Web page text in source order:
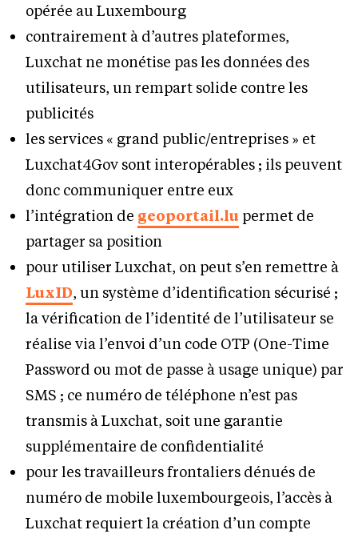
opérée au Luxembourg
contrairement à d’autres plateformes,
Luxchat ne monétise pas les données des
utilisateurs, un rempart solide contre les
publicités
les services « grand public/entreprises » et
Luxchat4Gov sont interopérables ; ils peuvent
donc communiquer entre eux
l’intégration de geoportail.lu permet de
partager sa position
pour utiliser Luxchat, on peut s’en remettre à
LuxID, un système d’identification sécurisé ;
la vérification de l’identité de l’utilisateur se
réalise via l’envoi d’un code OTP (One-Time
Password ou mot de passe à usage unique) par
SMS ; ce numéro de téléphone n’est pas
transmis à Luxchat, soit une garantie
supplémentaire de confidentialité
pour les travailleurs frontaliers dénués de
numéro de mobile luxembourgeois, l’accès à
Luxchat requiert la création d’un compte